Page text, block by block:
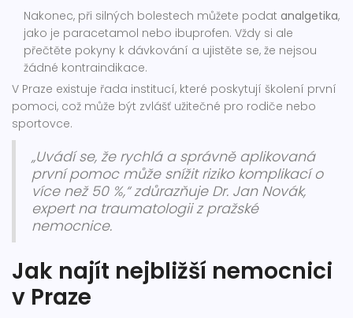
Nakonec, při silných bolestech můžete podat analgetika,
jako je paracetamol nebo ibuprofen. Vždy si ale
přečtěte pokyny k dávkování a ujistěte se, že nejsou
žádné kontraindikace.
V Praze existuje řada institucí, které poskytují školení první
pomoci, což může být zvlášť užitečné pro rodiče nebo
sportovce.
„Uvádí se, že rychlá a správně aplikovaná
první pomoc může snížit riziko komplikací o
více než 50 %,“ zdůrazňuje Dr. Jan Novák,
expert na traumatologii z pražské
nemocnice.
Jak najít nejbližší nemocnici
v Praze